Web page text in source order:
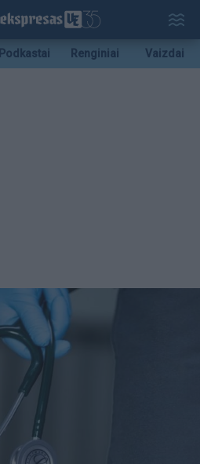
Podkastai Renginiai Vaizdai